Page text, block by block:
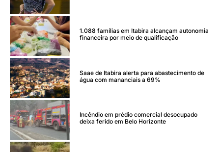
1.088 famílias em Itabira alcançam autonomia
financeira por meio de qualificação
Saae de Itabira alerta para abastecimento de
água com mananciais a 69%
Incêndio em prédio comercial desocupado
deixa ferido em Belo Horizonte